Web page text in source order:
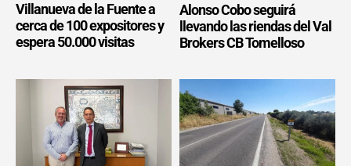
Villanueva de la Fuente a
cerca de 100 expositores y
espera 50.000 visitas
Alonso Cobo seguirá
llevando las riendas del Val
Brokers CB Tomelloso